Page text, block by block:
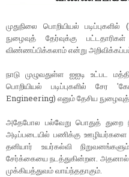
முதுநிலை பொறியியல்
நுழைவுத் தேர்வுக்கு
விண்ணப்பிக்கலாம் என்று
நாடு முழுவதுள்ள ஐஐடி உட்பட
பொறியியல் படிப்புகளில் சேர
Engineering) எனும் தேசிய நுழைவுத்
அதேபோல பல்வேறு பொதுத் துறை
அடிப்படையில் பணிக்கு
தனியார் உயர்கல்வி
சேர்க்கையை நடத்துகின்றன. அதனால்
முக்கியத்துவம் வாய்ந்ததாகும்.